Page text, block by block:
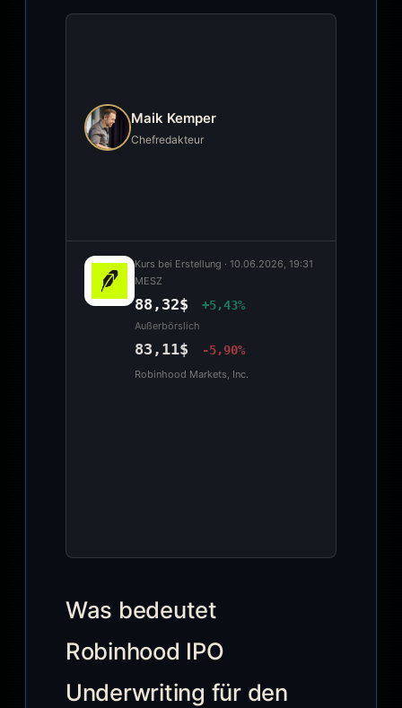
Maik Kemper
Chefredakteur
Kurs bei Erstellung · 10.06.2026, 19:31
MESZ
88,32$ +5,43%
Außerbörslich
83,11$ -5,90%
Robinhood Markets, Inc.
Was bedeutet
Robinhood IPO
Underwriting für den